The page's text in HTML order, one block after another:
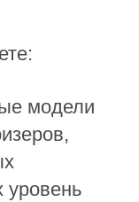
модели
уровень